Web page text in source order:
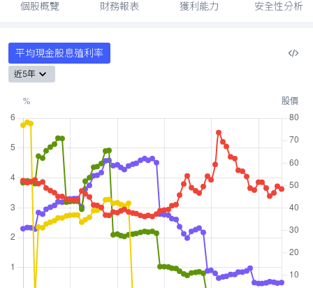
個股概覽 財務報表 獲利能力 安全性分析
平均現金股息殖利率
近5年